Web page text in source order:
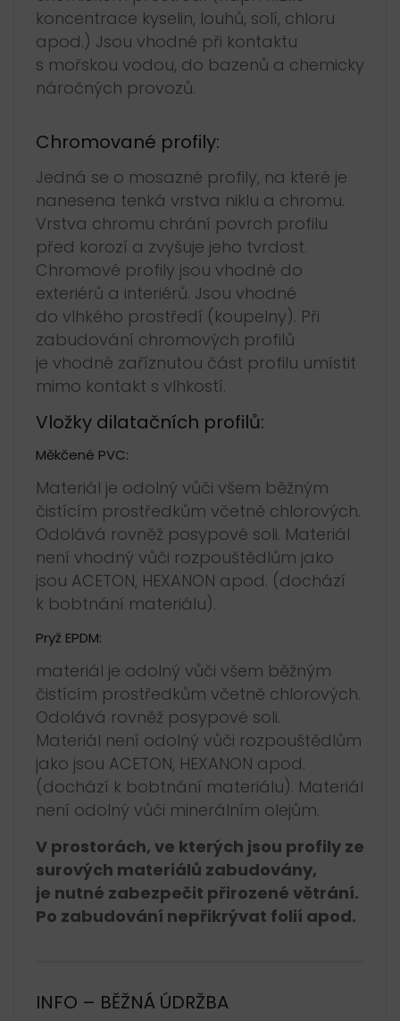
koncentrace kyselin, louhů, solí, chloru
apod.) Jsou vhodné při kontaktu
s mořskou vodou, do bazenů a chemicky
náročných provozů.
Chromované profily:
Jedná se o mosazné profily, na které je
nanesena tenká vrstva niklu a chromu.
Vrstva chromu chrání povrch profilu
před korozí a zvyšuje jeho tvrdost.
Chromové profily jsou vhodné do
exteriérů a interiérů. Jsou vhodné
do vlhkého prostředí (koupelny). Při
zabudování chromových profilů
je vhodné zaříznutou část profilu umístit
mimo kontakt s vlhkostí.
Vložky dilatačních profilů:
Měkčené PVC:
Materiál je odolný vůči všem běžným
čistícím prostředkům včetně chlorových.
Odolává rovněž posypové soli. Materiál
není vhodný vůči rozpouštědlům jako
jsou ACETON, HEXANON apod. (dochází
k bobtnání materiálu).
Pryž EPDM:
materiál je odolný vůči všem běžným
čistícím prostředkům včetně chlorových.
Odolává rovněž posypové soli.
Materiál není odolný vůči rozpouštědlům
jako jsou ACETON, HEXANON apod.
(dochází k bobtnání materiálu). Materiál
není odolný vůči minerálním olejům.
V prostorách, ve kterých jsou profily ze
surových materiálů zabudovány,
je nutné zabezpečit přirozené větrání.
Po zabudování nepřikrývat folií apod.
INFO – BĚŽNÁ ÚDRŽBA